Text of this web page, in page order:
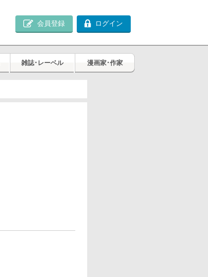
会員登録 ログイン
雑誌･レーベル 漫画家･作家